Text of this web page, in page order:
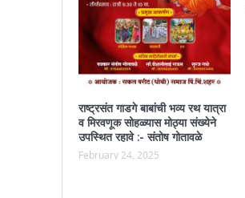
राष्ट्रसंत गाडगे बाबांची भव्य रथ यात्रा
व मिरवणूक सोहळ्यास मोठ्या संख्येने
उपस्थित रहावे :- संतोष गोतावळे
February 24, 2025